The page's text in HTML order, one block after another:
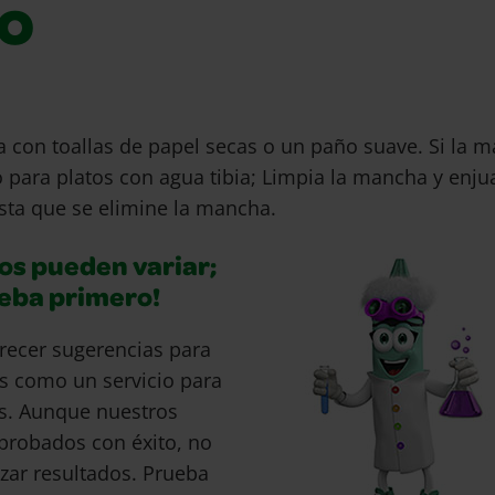
con toallas de papel secas o un paño suave. Si la
platos con agua tibia; Limpia la mancha y
que se elimine la mancha.
pueden variar;
primero!
sugerencias para
como un servicio para
Aunque nuestros
con éxito, no
resultados. Prueba